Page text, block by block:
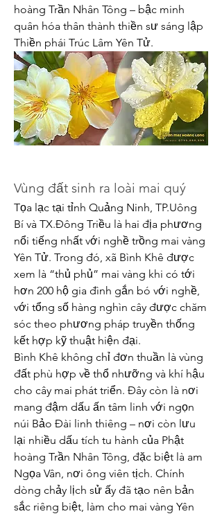
hoàng Trần Nhân Tông – bậc minh
quân hóa thân thành thiền sư sáng lập
Thiền phái Trúc Lâm Yên Tử.
Vùng đất sinh ra loài mai quý
Tọa lạc tại tỉnh Quảng Ninh, TP.Uông
Bí và TX.Đông Triều là hai địa phương
nổi tiếng nhất với nghề trồng mai vàng
Yên Tử. Trong đó, xã Bình Khê được
xem là “thủ phủ” mai vàng khi có tới
hơn 200 hộ gia đình gắn bó với nghề,
với tổng số hàng nghìn cây được chăm
sóc theo phương pháp truyền thống
kết hợp kỹ thuật hiện đại.
Bình Khê không chỉ đơn thuần là vùng
đất phù hợp về thổ nhưỡng và khí hậu
cho cây mai phát triển. Đây còn là nơi
mang đậm dấu ấn tâm linh với ngọn
núi Bảo Đài linh thiêng – nơi còn lưu
lại nhiều dấu tích tu hành của Phật
hoàng Trần Nhân Tông, đặc biệt là am
Ngọa Vân, nơi ông viên tịch. Chính
dòng chảy lịch sử ấy đã tạo nên bản
sắc riêng biệt, làm cho mai vàng Yên